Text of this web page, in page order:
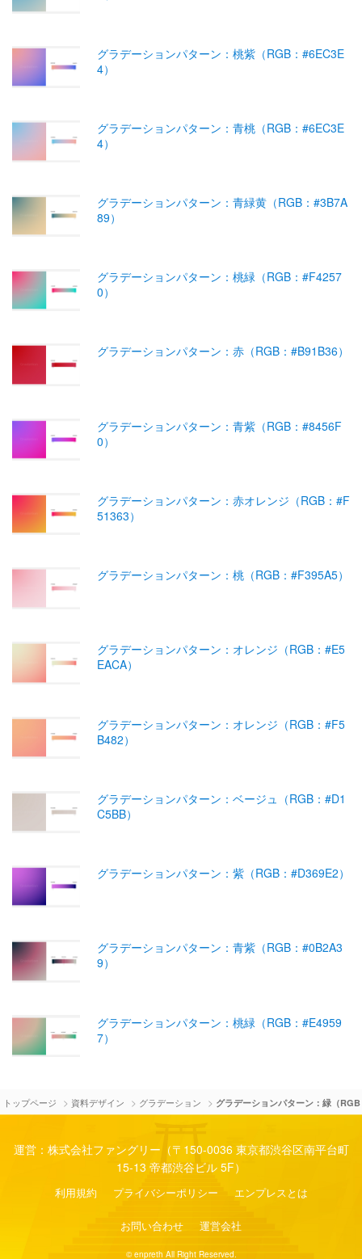
グラデーションパターン：桃紫（RGB：#6EC3E
4）
グラデーションパターン：青桃（RGB：#6EC3E
4）
グラデーションパターン：青緑黄（RGB：#3B7A
89）
グラデーションパターン：桃緑（RGB：#F4257
0）
グラデーションパターン：赤（RGB：#B91B36）
グラデーションパターン：青紫（RGB：#8456F
0）
グラデーションパターン：赤オレンジ（RGB：#F
51363）
グラデーションパターン：桃（RGB：#F395A5）
グラデーションパターン：オレンジ（RGB：#E5
EACA）
グラデーションパターン：オレンジ（RGB：#F5
B482）
グラデーションパターン：ベージュ（RGB：#D1
C5BB）
グラデーションパターン：紫（RGB：#D369E2）
グラデーションパターン：青紫（RGB：#0B2A3
9）
グラデーションパターン：桃緑（RGB：#E4959
7）
トップページ > 資料デザイン > グラデーション > グラデーションパターン：緑（
運営：株式会社ファングリー（〒150-0036 東京都渋谷区南平台町
15-13 帝都渋谷ビル 5F）
利用規約 プライバシーポリシー エンプレスとは
お問い合わせ 運営会社
© enpreth All Right Reserved.